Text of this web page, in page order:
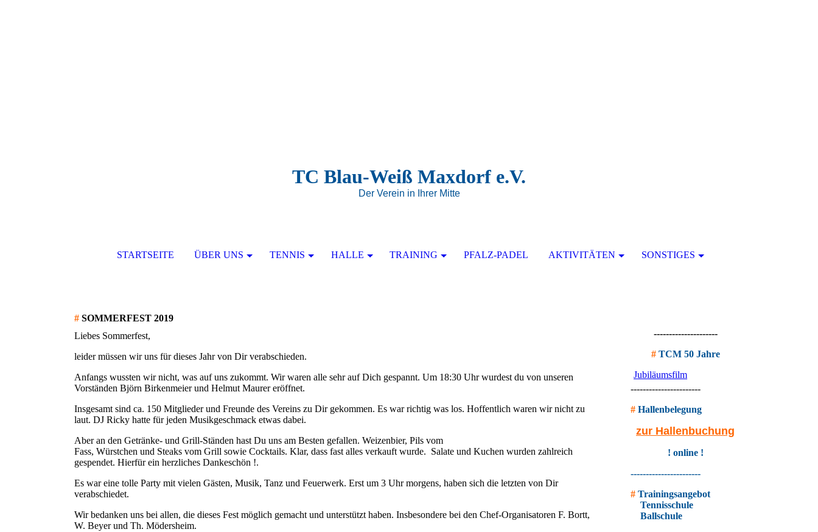
TC Blau-Weiß Maxdorf e.V.
Der Verein in Ihrer Mitte
STARTSEITE ÜBER UNS TENNIS HALLE TRAINING PFALZ-PADEL AKTIVITÄTEN SONSTIGES
# SOMMERFEST 2019
Liebes Sommerfest,
leider müssen wir uns für dieses Jahr von Dir verabschieden.
Anfangs wussten wir nicht, was auf uns zukommt. Wir waren alle sehr auf Dich gespannt. Um 18:30 Uhr wurdest du von unseren
Vorständen Björn Birkenmeier und Helmut Maurer eröffnet.
Insgesamt sind ca. 150 Mitglieder und Freunde des Vereins zu Dir gekommen. Es war richtig was los. Hoffentlich waren wir nicht zu
laut. DJ Ricky hatte für jeden Musikgeschmack etwas dabei.
Aber an den Getränke- und Grill-Ständen hast Du uns am Besten gefallen. Weizenbier, Pils vom
Fass, Würstchen und Steaks vom Grill sowie Cocktails. Klar, dass fast alles verkauft wurde. Salate und Kuchen wurden zahlreich
gespendet. Hierfür ein herzliches Dankeschön !.
Es war eine tolle Party mit vielen Gästen, Musik, Tanz und Feuerwerk. Erst um 3 Uhr morgens, haben sich die letzten von Dir
verabschiedet.
Wir bedanken uns bei allen, die dieses Fest möglich gemacht und unterstützt haben. Insbesondere bei den Chef-Organisatoren F. Bortt,
W. Beyer und Th. Mödersheim.
---------------------
# TCM 50 Jahre
Jubiläumsfilm
-----------------------
# Hallenbelegung
zur Hallenbuchung
! online !
-----------------------
# Trainingsangebot
Tennisschule
Ballschule